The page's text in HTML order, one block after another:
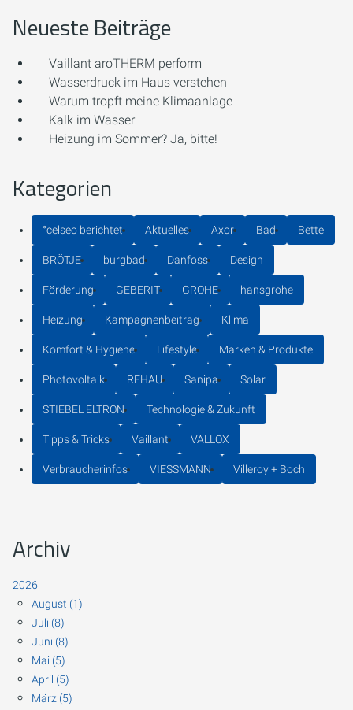
Neueste Beiträge
Vaillant aroTHERM perform
Wasserdruck im Haus verstehen
Warum tropft meine Klimaanlage
Kalk im Wasser
Heizung im Sommer? Ja, bitte!
Kategorien
°celseo berichtet Aktuelles Axor Bad Bette
BRÖTJE burgbad Danfoss Design
Förderung GEBERIT GROHE hansgrohe
Heizung Kampagnenbeitrag Klima
Komfort & Hygiene Lifestyle Marken & Produkte
Photovoltaik REHAU Sanipa Solar
STIEBEL ELTRON Technologie & Zukunft
Tipps & Tricks Vaillant VALLOX
Verbraucherinfos VIESSMANN Villeroy + Boch
Archiv
2026
August (1)
Juli (8)
Juni (8)
Mai (5)
April (5)
März (5)